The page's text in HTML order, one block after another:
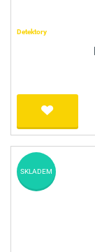
Detektory
SKLADEM